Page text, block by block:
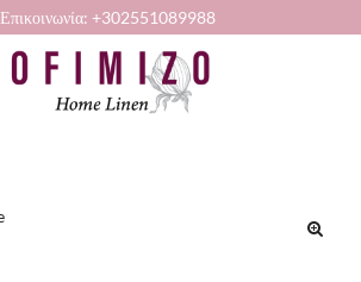
Επικοινωνία: +302551089988